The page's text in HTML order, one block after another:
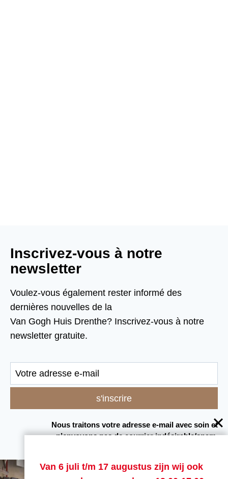
Inscrivez-vous à notre
newsletter
Voulez-vous également rester informé des
dernières nouvelles de la
Van Gogh Huis Drenthe? Inscrivez-vous à notre
newsletter gratuite.
Nous traitons votre adresse e-mail avec soin et
n’envoyons pas de courrier indésirable/spam.
Van 6 juli t/m 17 augustus zijn wij ook